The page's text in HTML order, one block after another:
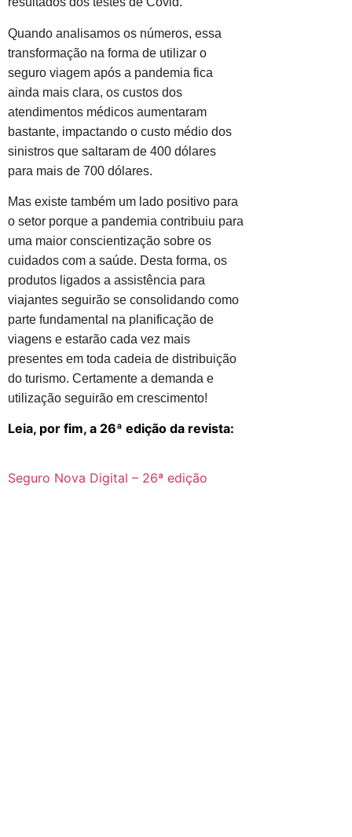
Quando analisamos os números, essa
transformação na forma de utilizar o
seguro viagem após a pandemia fica
ainda mais clara, os custos dos
atendimentos médicos aumentaram
bastante, impactando o custo médio dos
sinistros que saltaram de 400 dólares
para mais de 700 dólares.
Mas existe também um lado positivo para
o setor porque a pandemia contribuiu para
uma maior conscientização sobre os
cuidados com a saúde. Desta forma, os
produtos ligados a assistência para
viajantes seguirão se consolidando como
parte fundamental na planificação de
viagens e estarão cada vez mais
presentes em toda cadeia de distribuição
do turismo. Certamente a demanda e
utilização seguirão em crescimento!
Leia, por fim, a 26ª edição da revista:
Seguro Nova Digital – 26ª edição